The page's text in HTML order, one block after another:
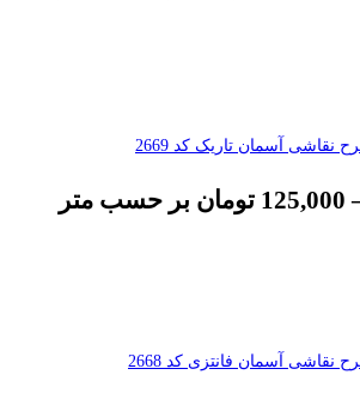
آسمان تاریک کد 2669
125,000 تومان بر حسب متر
آسمان فانتزی کد 2668